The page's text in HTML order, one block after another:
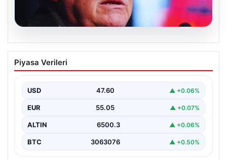
05.08.2026
Serdal Adalı’dan Mohamed Salah
Açıklaması! ‘Biz İstemedik, İstesek
Beşiktaş Başkanı Serdal Adalı, futbol dünyasında sıkça
önemli…
Piyasa Verileri
USD 47.60 ▲ +0.06%
EUR 55.05 ▲ +0.07%
ALTIN 6500.3 ▲ +0.06%
BTC 3063076 ▲ +0.50%